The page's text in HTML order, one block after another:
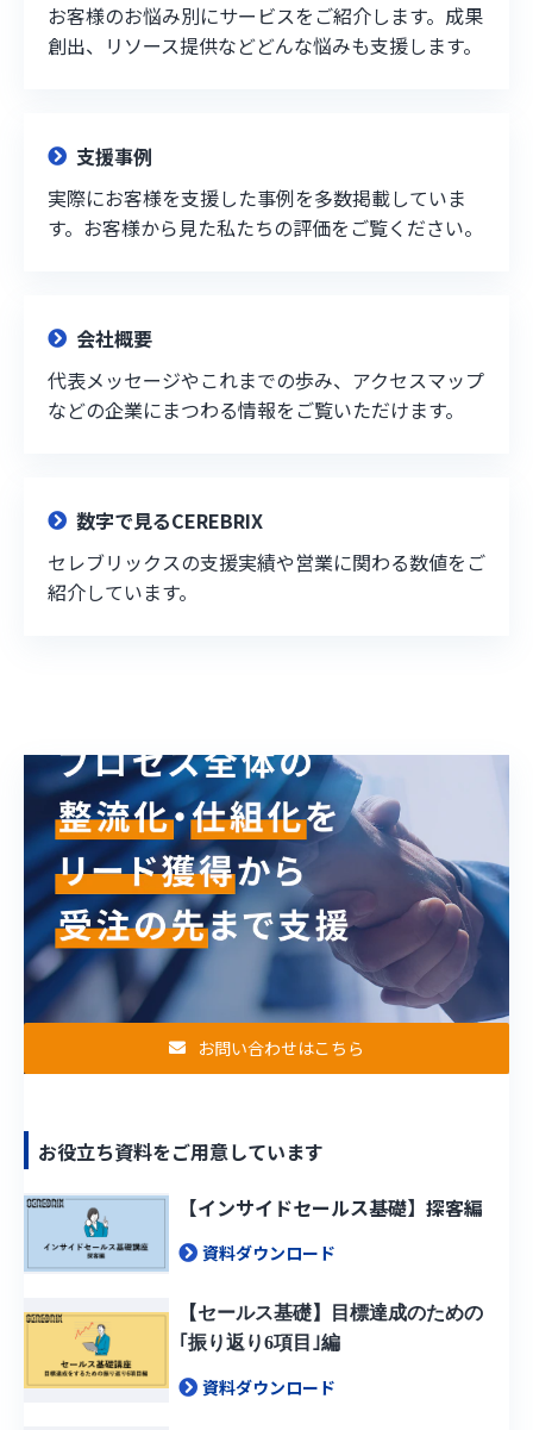
お客様のお悩み別にサービスをご紹介します。成果
創出、リソース提供などどんな悩みも支援します。
支援事例
実際にお客様を支援した事例を多数掲載していま
す。お客様から見た私たちの評価をご覧ください。
会社概要
代表メッセージやこれまでの歩み、アクセスマップ
などの企業にまつわる情報をご覧いただけます。
数字で見るCEREBRIX
セレブリックスの支援実績や営業に関わる数値をご
紹介しています。
お問い合わせはこちら
お役立ち資料をご用意しています
【インサイドセールス基礎】探客編
資料ダウンロード
【セールス基礎】目標達成のための
｢振り返り6項目｣編
資料ダウンロード